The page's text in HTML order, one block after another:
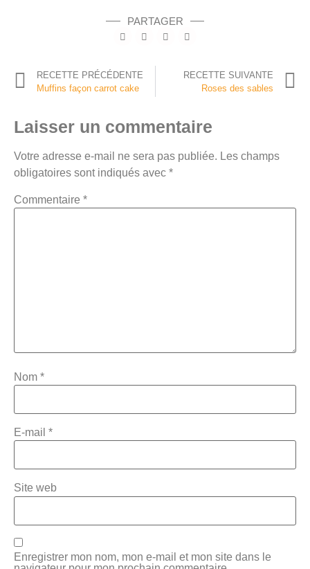
PARTAGER
RECETTE PRÉCÉDENTE
Muffins façon carrot cake
RECETTE SUIVANTE
Roses des sables
Laisser un commentaire
Votre adresse e-mail ne sera pas publiée. Les champs
obligatoires sont indiqués avec *
Commentaire *
Nom *
E-mail *
Site web
Enregistrer mon nom, mon e-mail et mon site dans le